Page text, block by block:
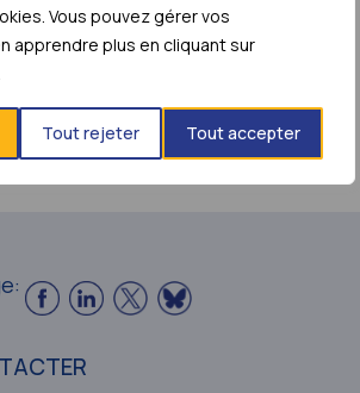
Vous pouvez gérer vos
apprendre plus en cliquant sur
Tout rejeter Tout accepter